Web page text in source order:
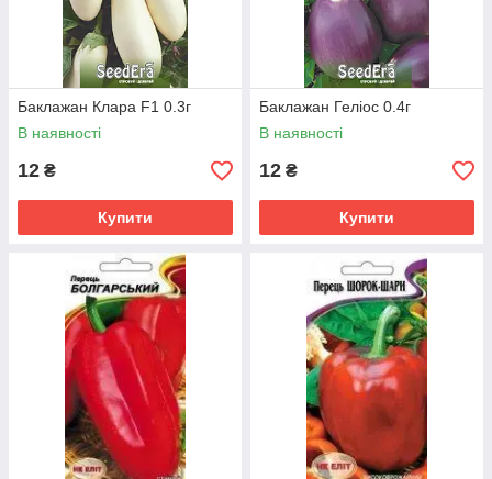
Баклажан Клара F1 0.3г
В наявності
12 ₴
Купити
Баклажан Геліос 0.4г
В наявності
12 ₴
Купити